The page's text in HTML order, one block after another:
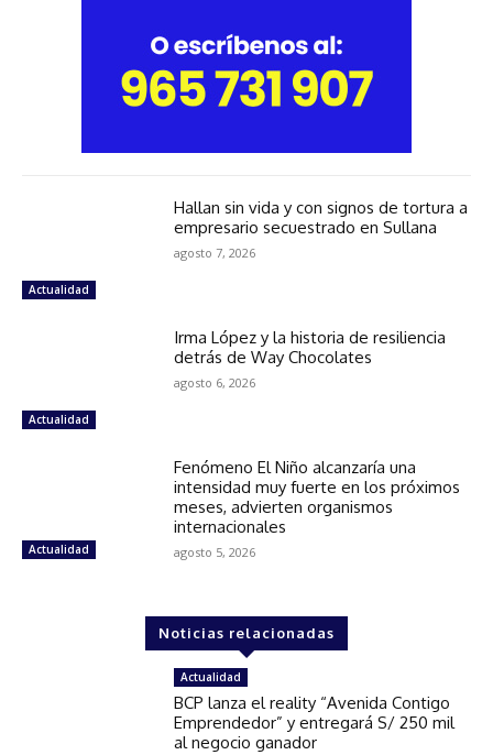
Actualidad
Hallan sin vida y con signos de tortura a
empresario secuestrado en Sullana
agosto 7, 2026
Actualidad
Irma López y la historia de resiliencia
detrás de Way Chocolates
agosto 6, 2026
Actualidad
Fenómeno El Niño alcanzaría una
intensidad muy fuerte en los próximos
meses, advierten organismos
internacionales
agosto 5, 2026
Noticias relacionadas
Actualidad
BCP lanza el reality “Avenida Contigo
Emprendedor” y entregará S/ 250 mil
al negocio ganador